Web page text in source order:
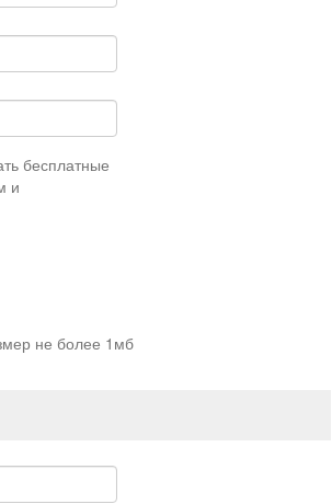
бесплатные
и
не более 1мб